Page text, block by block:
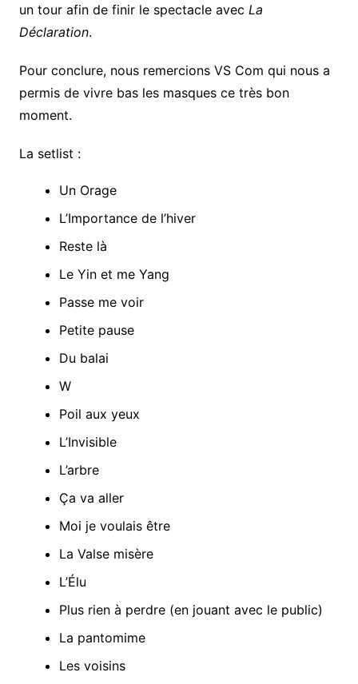
un tour afin de finir le spectacle avec La
Déclaration.
Pour conclure, nous remercions VS Com qui nous a
permis de vivre bas les masques ce très bon
moment.
La setlist :
Un Orage
L’Importance de l’hiver
Reste là
Le Yin et me Yang
Passe me voir
Petite pause
Du balai
W
Poil aux yeux
L’Invisible
L’arbre
Ça va aller
Moi je voulais être
La Valse misère
L’Élu
Plus rien à perdre (en jouant avec le public)
La pantomime
Les voisins